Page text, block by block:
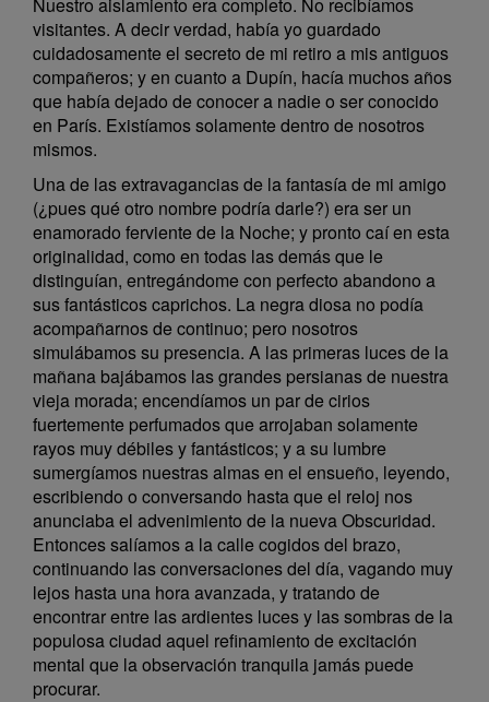
visitantes. A decir verdad, había yo guardado
cuidadosamente el secreto de mi retiro a mis antiguos
compañeros; y en cuanto a Dupín, hacía muchos años
que había dejado de conocer a nadie o ser conocido
en París. Existíamos solamente dentro de nosotros
mismos.
Una de las extravagancias de la fantasía de mi amigo
(¿pues qué otro nombre podría darle?) era ser un
enamorado ferviente de la Noche; y pronto caí en esta
originalidad, como en todas las demás que le
distinguían, entregándome con perfecto abandono a
sus fantásticos caprichos. La negra diosa no podía
acompañarnos de continuo; pero nosotros
simulábamos su presencia. A las primeras luces de la
mañana bajábamos las grandes persianas de nuestra
vieja morada; encendíamos un par de cirios
fuertemente perfumados que arrojaban solamente
rayos muy débiles y fantásticos; y a su lumbre
sumergíamos nuestras almas en el ensueño, leyendo,
escribiendo o conversando hasta que el reloj nos
anunciaba el advenimiento de la nueva Obscuridad.
Entonces salíamos a la calle cogidos del brazo,
continuando las conversaciones del día, vagando muy
lejos hasta una hora avanzada, y tratando de
encontrar entre las ardientes luces y las sombras de la
populosa ciudad aquel refinamiento de excitación
mental que la observación tranquila jamás puede
procurar.